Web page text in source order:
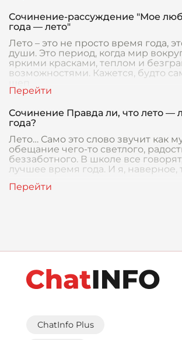
Сочинение-рассуждение "Мое
года — лето"
Лето – это не просто время года,
души. Это период, когда мир
яркими красками, теплом и
возможностями. Кажется, будто
Сочинение Правда ли, что лето —
года?
Лето… Само это слово звучит как
обещание чего-то светлого,
беззаботного. В школе все
лучшее время года. И я, наверное,
ChatInfo Plus